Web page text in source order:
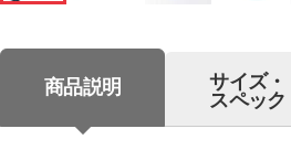
商品説明 サイズ・
スペック